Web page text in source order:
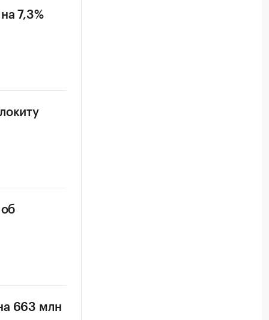
7,3%
663 млн